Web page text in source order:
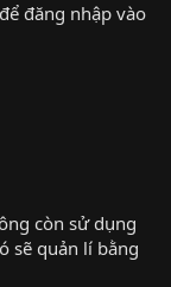
đăng nhập vào
còn sử dụng
sẽ quản lí bằng